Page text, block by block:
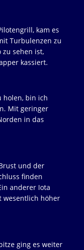
kam es
Turbulenzen zu
zu sehen ist,
kassiert.
holen, bin ich
Mit geringer
in das
und der
finden
anderer Iota
wesentlich höher
ging es weiter